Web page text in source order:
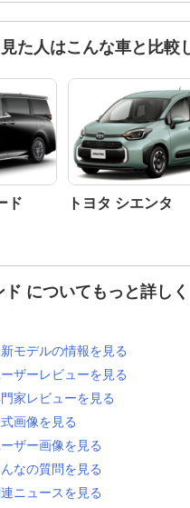
た人はこんな車と比較
ド トヨタ シエンタ
ド についてもっと詳しく
モデルの情報を見る
ザーレビューを見る
家レビューを見る
画像を見る
ザー画像を見る
なの質問を見る
ニュースを見る